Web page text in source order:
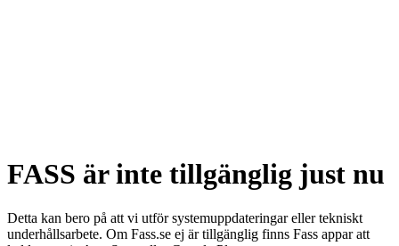
FASS är inte tillgänglig just nu
Detta kan bero på att vi utför systemuppdateringar eller tekniskt
underhållsarbete. Om Fass.se ej är tillgänglig finns Fass appar att